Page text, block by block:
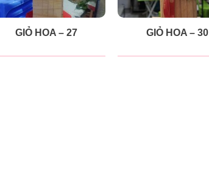
GIỎ HOA – 27 GIỎ HOA – 30